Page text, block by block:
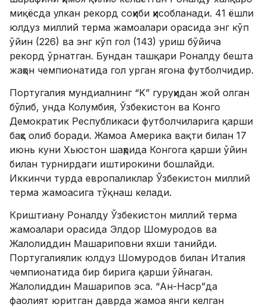
миқёсда улкан рекорд соҳиби ҳисобланади. 41 ёшли
юлдуз миллий терма жамоалари орасида энг кўп
ўйин (226) ва энг кўп гол (143) уриш бўйича
рекорд ўрнатган. Бундан ташқари Роналду бешта
жаҳон чемпионатида гол урган ягона футболчидир.
Португалия мундиалнинг “K” гуруҳидан жой олган
бўлиб, унда Колумбия, Ўзбекистон ва Конго
Демократик Республикаси футболчиларига қарши
баҳс олиб боради. Жамоа Америка вақти билан 17
июнь куни Хьюстон шаҳрида Конгога қарши ўйин
билан турнирдаги иштирокини бошлайди.
Иккинчи турда европаликлар Ўзбекистон миллий
терма жамоасига тўқнаш келади.
Криштиану Роналду Ўзбекистон миллий терма
жамоалари орасида Элдор Шомуродов ва
Жалолиддин Машариповни яхши танийди.
Португалиялик юлдуз Шомуродов билан Италия
чемпионатида бир бирига қарши ўйнаган.
Жалолиддин Машарипов эса. “Ан-Наср”да
фаолият юритган даврда жамоа янги келган